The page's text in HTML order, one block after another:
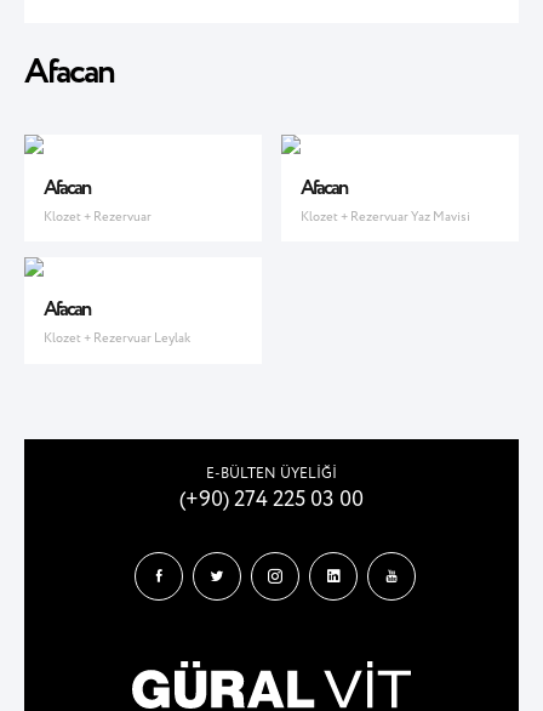
Afacan
Afacan
Klozet + Rezervuar
Afacan
Klozet + Rezervuar Yaz Mavisi
Afacan
Klozet + Rezervuar Leylak
E-BÜLTEN ÜYELİĞİ
(+90) 274 225 03 00